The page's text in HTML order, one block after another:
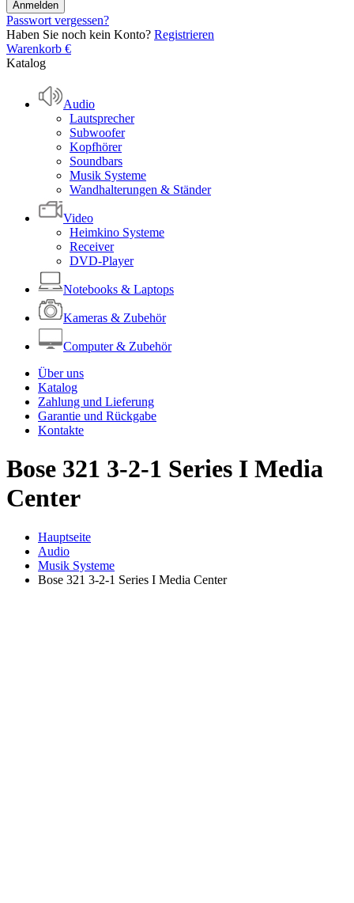
Passwort vergessen?
Haben Sie noch kein Konto? Registrieren
Warenkorb €
Katalog
Audio
Lautsprecher
Subwoofer
Kopfhörer
Soundbars
Musik Systeme
Wandhalterungen & Ständer
Video
Heimkino Systeme
Receiver
DVD-Player
Notebooks & Laptops
Kameras & Zubehör
Computer & Zubehör
Über uns
Katalog
Zahlung und Lieferung
Garantie und Rückgabe
Kontakte
Bose 321 3-2-1 Series I Media
Center
Hauptseite
Audio
Musik Systeme
Bose 321 3-2-1 Series I Media Center